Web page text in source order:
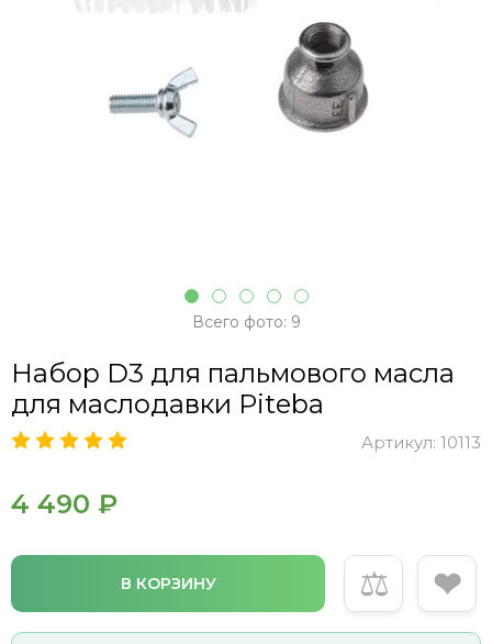
Всего фото: 9
Набор D3 для пальмового масла
для маслодавки Piteba
Артикул: 10113
4 490 ₽
В КОРЗИНУ ⚖ ❤